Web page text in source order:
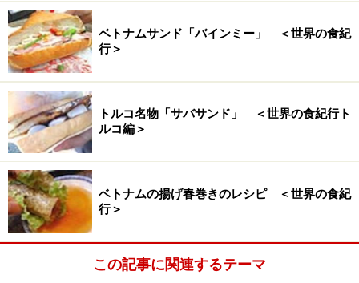
ベトナムサンド「バインミー」 ＜世界の食紀
行＞
トルコ名物「サバサンド」 ＜世界の食紀行ト
ルコ編＞
ベトナムの揚げ春巻きのレシピ ＜世界の食紀
行＞
この記事に関連するテーマ